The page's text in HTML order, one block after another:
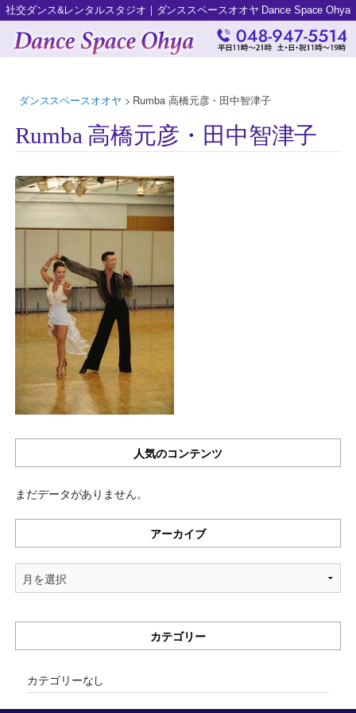
社交ダンス&レンタルスタジオ｜ダンススペースオオヤ Dance Space Ohya
ダンススペースオオヤ > Rumba 高橋元彦・田中智津子
Rumba 高橋元彦・田中智津子
人気のコンテンツ
まだデータがありません。
アーカイブ
ア
ー
ブ
カテゴリー
カテゴリーなし